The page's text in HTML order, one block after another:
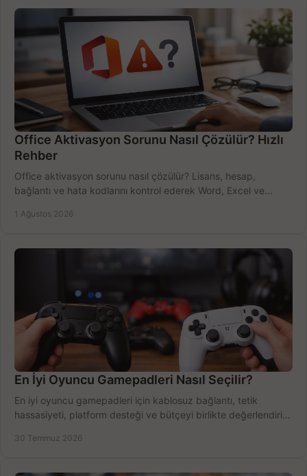
Office Aktivasyon Sorunu Nasıl Çözülür? Hızlı
Rehber
Office aktivasyon sorunu nasıl çözülür? Lisans, hesap,
bağlantı ve hata kodlarını kontrol ederek Word, Excel ve
1 Ağustos 2026
En İyi Oyuncu Gamepadleri Nasıl Seçilir?
En iyi oyuncu gamepadleri için kablosuz bağlantı, tetik
hassasiyeti, platform desteği ve bütçeyi birlikte değerlendirin;
30 Temmuz 2026